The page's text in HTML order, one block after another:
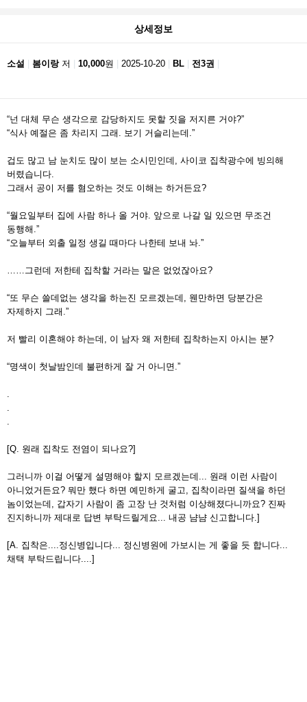
상세정보
소설 봄이랑저 10,000원 2025-10-20 BL 전3권
“넌 대체 무슨 생각으로 감당하지도 못할 짓을 저지른 거야?”
“식사 예절은 좀 차리지 그래. 보기 거슬리는데.”
겁도 많고 남 눈치도 많이 보는 소시민인데, 사이코 집착광수에 빙의해
버렸습니다.
그래서 공이 저를 혐오하는 것도 이해는 하거든요?
“월요일부터 집에 사람 하나 올 거야. 앞으로 나갈 일 있으면 무조건
동행해.”
“오늘부터 외출 일정 생길 때마다 나한테 보내 놔.”
……그런데 저한테 집착할 거라는 말은 없었잖아요?
“또 무슨 쓸데없는 생각을 하는진 모르겠는데, 웬만하면 당분간은
자제하지 그래.”
저 빨리 이혼해야 하는데, 이 남자 왜 저한테 집착하는지 아시는 분?
“명색이 첫날밤인데 불편하게 잘 거 아니면.”
[Q. 원래 집착도 전염이 되나요?]
그러니까 이걸 어떻게 설명해야 할지 모르겠는데... 원래 이런 사람이
아니었거든요? 뭐만 했다 하면 예민하게 굴고, 집착이라면 질색을 하던
놈이었는데, 갑자기 사람이 좀 고장 난 것처럼 이상해졌다니까요? 진짜
진지하니까 제대로 답변 부탁드릴게요... 내공 냠냠 신고합니다.]
[A. 집착은....정신병입니다... 정신병원에 가보시는 게 좋을 듯 합니다...
채택 부탁드립니다....]